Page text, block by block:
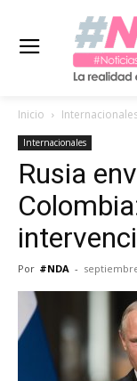
Inicio
Internacionales
Rusia
Por #NDA -